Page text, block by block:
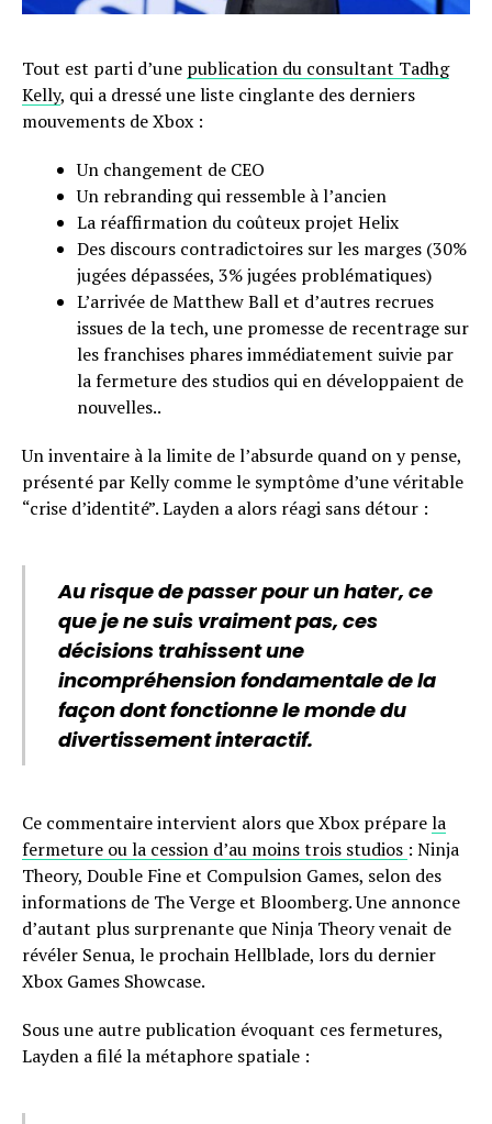
Tout est parti d’une publication du consultant Tadhg
Kelly, qui a dressé une liste cinglante des derniers
mouvements de Xbox :
Un changement de CEO
Un rebranding qui ressemble à l’ancien
La réaffirmation du coûteux projet Helix
Des discours contradictoires sur les marges (30%
jugées dépassées, 3% jugées problématiques)
L’arrivée de Matthew Ball et d’autres recrues
issues de la tech, une promesse de recentrage sur
les franchises phares immédiatement suivie par
la fermeture des studios qui en développaient de
nouvelles..
Un inventaire à la limite de l’absurde quand on y pense,
présenté par Kelly comme le symptôme d’une véritable
“crise d’identité”. Layden a alors réagi sans détour :
Au risque de passer pour un hater, ce
que je ne suis vraiment pas, ces
décisions trahissent une
incompréhension fondamentale de la
façon dont fonctionne le monde du
divertissement interactif.
Ce commentaire intervient alors que Xbox préparela
fermeture ou la cession d’au moins trois studios : Ninja
Theory, Double Fine et Compulsion Games, selon des
informations de The Verge et Bloomberg. Une annonce
d’autant plus surprenante que Ninja Theory venait de
révéler Senua, le prochain Hellblade, lors du dernier
Xbox Games Showcase.
Sous une autre publication évoquant ces fermetures,
Layden a filé la métaphore spatiale :